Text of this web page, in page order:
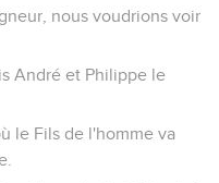
nous voudrions voir
André et Philippe le
le Fils de l'homme va